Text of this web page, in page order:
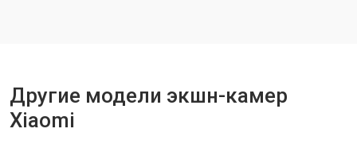
Другие модели экшн-камер
Xiaomi